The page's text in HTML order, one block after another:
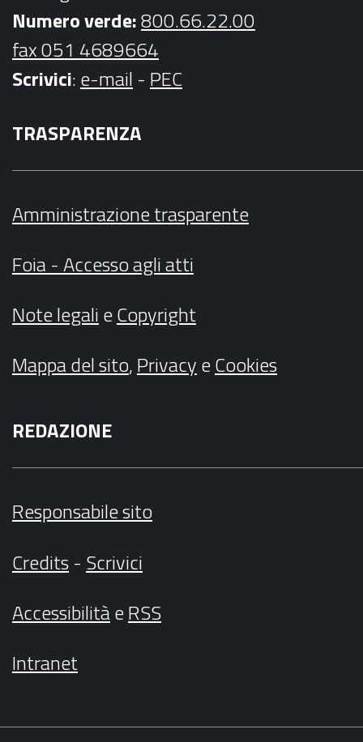
Numero verde:800.66.22.00
fax 051 4689664
Scrivici:e-mail - PEC
TRASPARENZA
Amministrazione trasparente
Foia - Accesso agli atti
Note legalieCopyright
Mappa del sito,PrivacyeCookies
REDAZIONE
Responsabile sito
Credits- Scrivici
AccessibilitàeRSS
Intranet